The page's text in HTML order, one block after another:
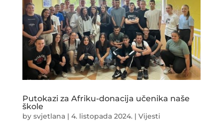
Putokazi za Afriku-donacija učenika naše
škole
by svjetlana| 4. listopada 2024.| Vijesti